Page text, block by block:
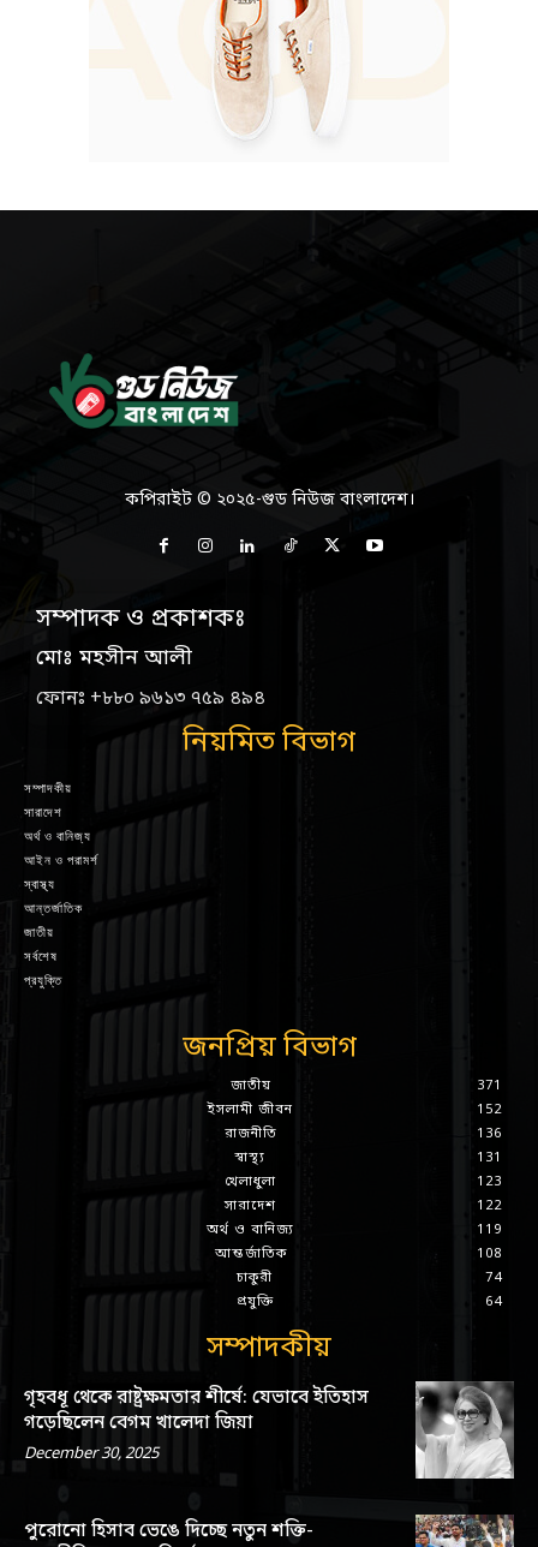
কপিরাইট © ২০২৫-গুড নিউজ বাংলাদেশ।
সম্পাদক ও প্রকাশকঃ
মোঃ মহসীন আলী
ফোনঃ +৮৮০ ৯৬১৩ ৭৫৯ ৪৯৪
নিয়মিত বিভাগ
সম্পাদকীয়
সারাদেশ
অর্থ ও বানিজ্য
আইন ও পরামর্শ
স্বাস্থ্য
আন্তর্জাতিক
জাতীয়
সর্বশেষ
প্রযুক্তি
জনপ্রিয় বিভাগ
জাতীয়
371
ইসলামী জীবন
152
রাজনীতি
136
স্বাস্থ্য
131
খেলাধুলা
123
সারাদেশ
122
অর্থ ও বানিজ্য
119
আন্তর্জাতিক
108
চাকুরী
74
প্রযুক্তি
64
সম্পাদকীয়
গৃহবধূ থেকে রাষ্ট্রক্ষমতার শীর্ষে: যেভাবে ইতিহাস
গড়েছিলেন বেগম খালেদা জিয়া
December 30, 2025
পুরোনো হিসাব ভেঙে দিচ্ছে নতুন শক্তি-